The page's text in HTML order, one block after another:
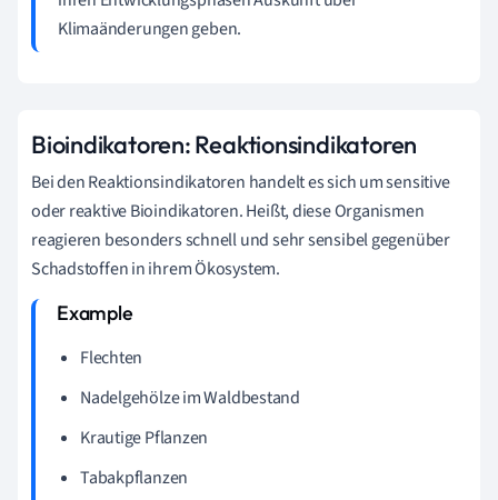
Klimaänderungen geben.
Bioindikatoren: Reaktionsindikatoren
Bei den Reaktionsindikatoren handelt es sich um sensitive
oder reaktive Bioindikatoren. Heißt, diese Organismen
reagieren besonders schnell und sehr sensibel gegenüber
Schadstoffen in ihrem Ökosystem.
Flechten
Nadelgehölze im Waldbestand
Krautige Pflanzen
Tabakpflanzen